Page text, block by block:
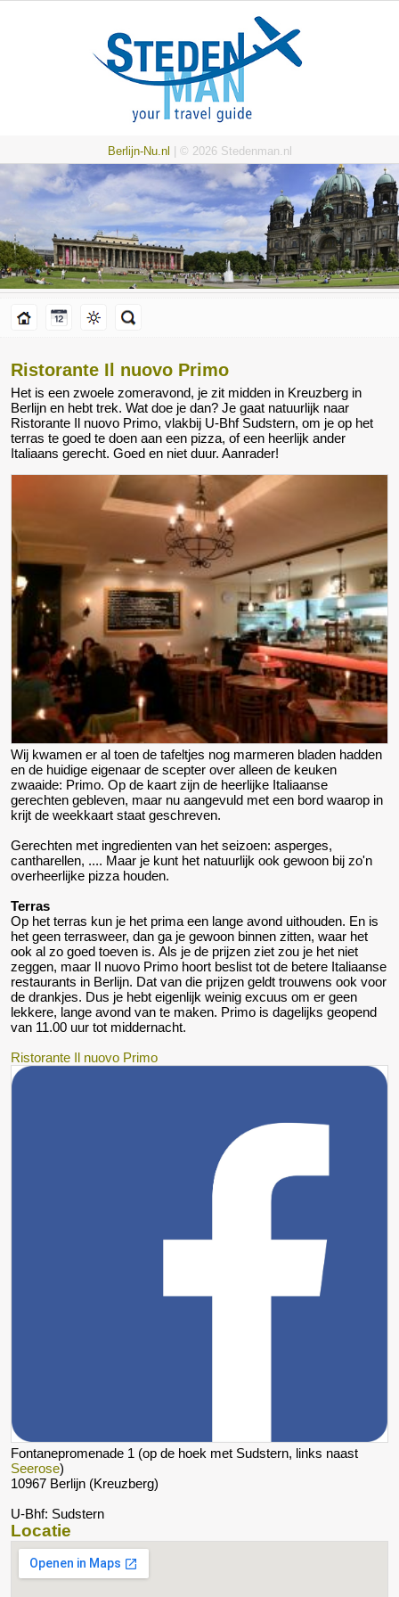
Berlijn-Nu.nl | © 2026 Stedenman.nl
Ristorante Il nuovo Primo
Het is een zwoele zomeravond, je zit midden in Kreuzberg in
Berlijn en hebt trek. Wat doe je dan? Je gaat natuurlijk naar
Ristorante Il nuovo Primo, vlakbij U-Bhf Sudstern, om je op het
terras te goed te doen aan een pizza, of een heerlijk ander
Italiaans gerecht. Goed en niet duur. Aanrader!
Wij kwamen er al toen de tafeltjes nog marmeren bladen hadden
en de huidige eigenaar de scepter over alleen de keuken
zwaaide: Primo. Op de kaart zijn de heerlijke Italiaanse
gerechten gebleven, maar nu aangevuld met een bord waarop in
krijt de weekkaart staat geschreven.
Gerechten met ingredienten van het seizoen: asperges,
cantharellen, .... Maar je kunt het natuurlijk ook gewoon bij zo'n
overheerlijke pizza houden.
Terras
Op het terras kun je het prima een lange avond uithouden. En is
het geen terrasweer, dan ga je gewoon binnen zitten, waar het
ook al zo goed toeven is. Als je de prijzen ziet zou je het niet
zeggen, maar Il nuovo Primo hoort beslist tot de betere Italiaanse
restaurants in Berlijn. Dat van die prijzen geldt trouwens ook voor
de drankjes. Dus je hebt eigenlijk weinig excuus om er geen
lekkere, lange avond van te maken. Primo is dagelijks geopend
van 11.00 uur tot middernacht.
Ristorante Il nuovo Primo
Fontanepromenade 1 (op de hoek met Sudstern, links naast
Seerose)
10967 Berlijn (Kreuzberg)
U-Bhf: Sudstern
Locatie